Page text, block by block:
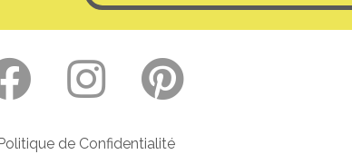
de Confidentialité